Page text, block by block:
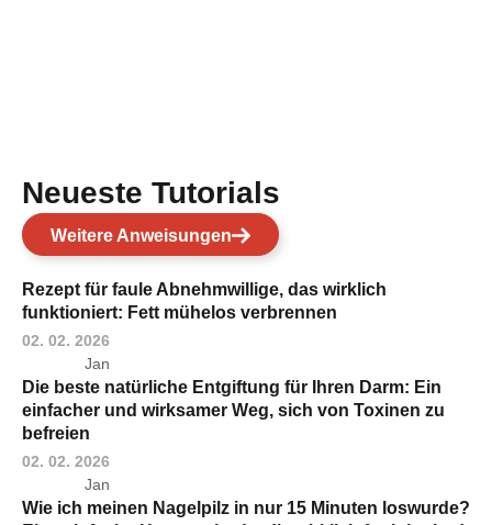
Neueste Tutorials
Weitere Anweisungen
Rezept für faule Abnehmwillige, das wirklich
funktioniert: Fett mühelos verbrennen
02. 02. 2026
Jan
Die beste natürliche Entgiftung für Ihren Darm: Ein
einfacher und wirksamer Weg, sich von Toxinen zu
befreien
02. 02. 2026
Jan
Wie ich meinen Nagelpilz in nur 15 Minuten loswurde?